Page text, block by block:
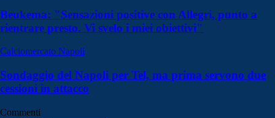
Beukema: "Sensazioni positive con Allegri, punto a
rientrare presto. Vi svelo i miei obiettivi"
Calciomercato Napoli
Sondaggio del Napoli per Tel, ma prima servono due
cessioni in attacco
Commenti